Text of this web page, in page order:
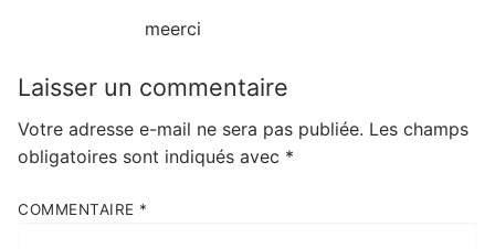
meerci
Laisser un commentaire
Votre adresse e-mail ne sera pas publiée. Les champs
obligatoires sont indiqués avec *
COMMENTAIRE *